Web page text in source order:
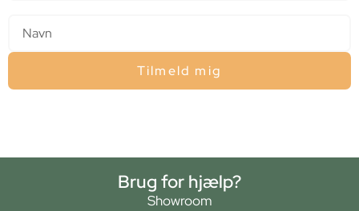
Tilmeld mig
Brug for hjælp?
Showroom